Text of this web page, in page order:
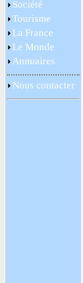
Société
Tourisme
La France
Le Monde
Annuaires
Nous contacter